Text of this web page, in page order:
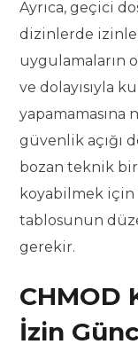
Ayrıca, geçici
dizinlerde
uygulamaların
ve dolayısıyla
yapamamasına
güvenlik açığı
bozan teknik
koyabilmek
tablosunun
gerekir.
CHMOD
İzin